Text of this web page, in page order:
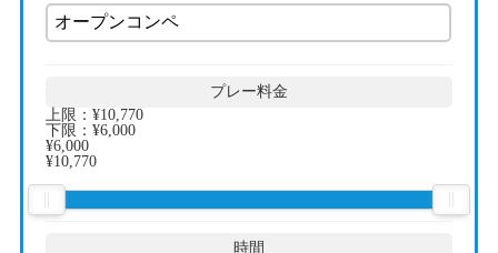
プレー料金
上限： ¥10,770
下限： ¥6,000
¥6,000
¥10,770
時間